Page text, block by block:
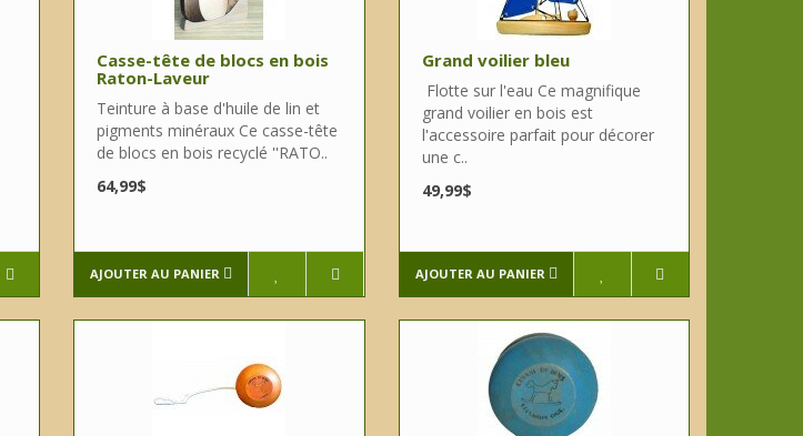
Casse-tête de blocs en bois
Raton-Laveur
Teinture à base d'huile de lin et
pigments minéraux Ce casse-tête
de blocs en bois recyclé ''RATO..
64,99$
AJOUTER AU PANIER
Grand voilier bleu
Flotte sur l'eau Ce magnifique
grand voilier en bois est
l'accessoire parfait pour décorer
une c..
49,99$
AJOUTER AU PANIER